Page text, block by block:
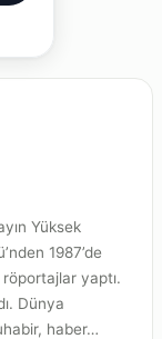
Yüksek
1987’de
yaptı.
Dünya
haber…